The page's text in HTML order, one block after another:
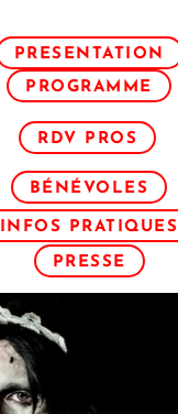
PRESENTATION
PROGRAMME
RDV PROS
BÉNÉVOLES
INFOS PRATIQUES
PRESSE